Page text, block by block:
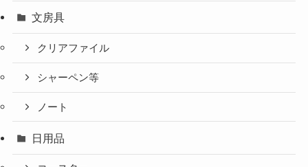
文房具
クリアファイル
シャーペン等
ノート
日用品